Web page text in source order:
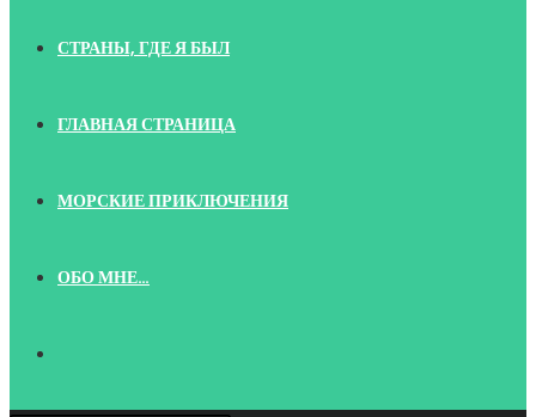
СТРАНЫ, ГДЕ Я БЫЛ
ГЛАВНАЯ СТРАНИЦА
МОРСКИЕ ПРИКЛЮЧЕНИЯ
ОБО МНЕ…